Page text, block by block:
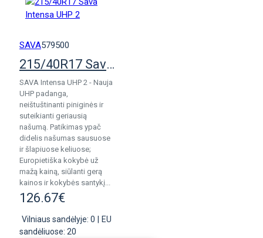
SAVA579500
215/40R17 Sava Intensa UHP 2
SAVA Intensa UHP 2 - Nauja
UHP padanga,
neištuštinanti piniginės ir
suteikianti geriausią
našumą. Patikimas ypač
didelis našumas sausuose
ir šlapiuose keliuose;
Europietiška kokybė už
mažą kainą, siūlanti gerą
kainos ir kokybės santykį...
126.67€
Vilniaus sandėlyje: 0
EU
sandėliuose: 20